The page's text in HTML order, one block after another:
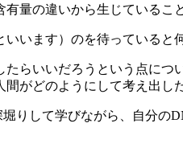
量の違いから生じているこ
います）のを待っていると
らいいだろうという点につ
がどのようにして考え出し
りして学びながら、自分の